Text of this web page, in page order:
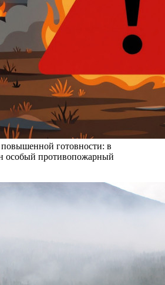
готовности: в
особый противопожарный